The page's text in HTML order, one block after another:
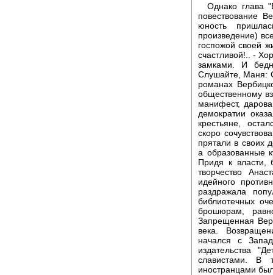
Однако глава
повествование
юность
произведение)
госпожой своей
счастливой!.. -
замками. И
Слушайте, Маня:
романах
общественному
манифест,
демократии
крестьяне,
скоро
прятали в своих
а образованные
Придя к власти,
творчество
идейного
раздражала
библиотечных
брошюрам,
Запрещенная
века.
начался с
издательства
славистами. В
иностранцами